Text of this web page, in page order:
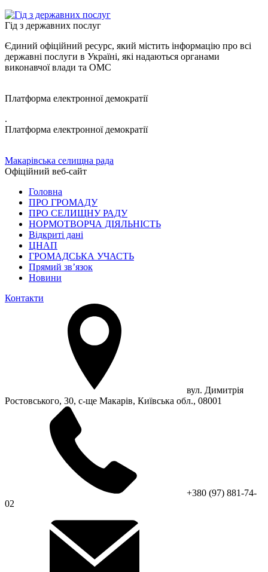
Гід з державних послуг
Єдиний офіційний ресурс, який містить інформацію про всі
державні послуги в Україні, які надаються органами
виконавчої влади та ОМС
Платформа електронної демократії
.
Платформа електронної демократії
Макарівська селищна рада
Офіційний веб-сайт
Головна
ПРО ГРОМАДУ
ПРО СЕЛИЩНУ РАДУ
НОРМОТВОРЧА ДІЯЛЬНІСТЬ
Відкриті дані
ЦНАП
ГРОМАДСЬКА УЧАСТЬ
Прямий зв’язок
Новини
Контакти
вул. Димитрія
Ростовського, 30, с-ще Макарів, Київська обл., 08001
+380 (97) 881-74-
02